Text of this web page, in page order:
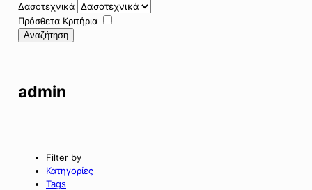
Δασοτεχνικά
Πρόσθετα Κριτήρια
Αναζήτηση
admin
Filter by
Κατηγορίες
Tags